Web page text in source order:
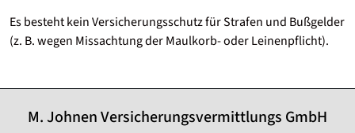
Es besteht kein Versicherungsschutz für Strafen und Bußgelder
(z. B. wegen Missachtung der Maulkorb- oder Leinenpflicht).
M. Johnen Versicherungsvermittlungs GmbH